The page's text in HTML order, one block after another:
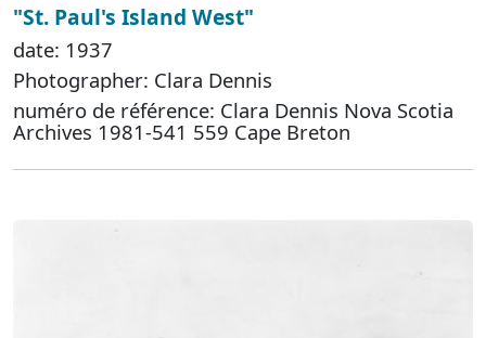
"St. Paul's Island West"
date: 1937
Photographer: Clara Dennis
numéro de référence: Clara Dennis Nova Scotia
Archives 1981-541 559 Cape Breton